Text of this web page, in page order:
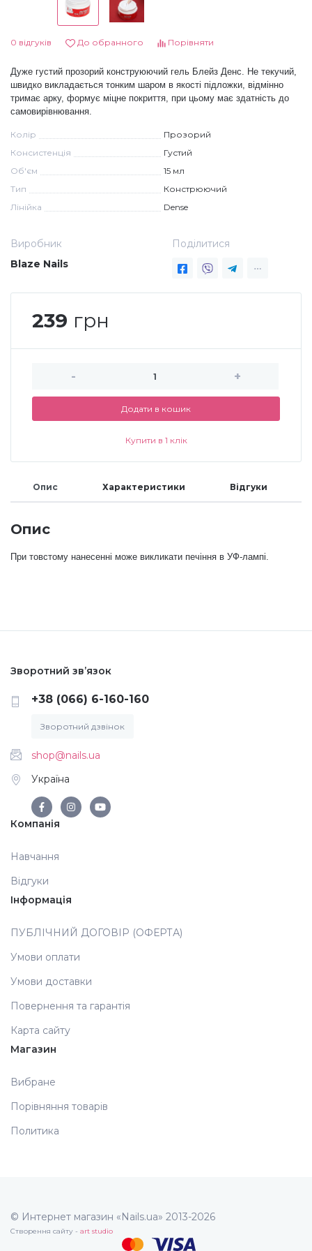
Дезінфекція та стерилізація
Декор для нігтів
Трикутники (каміфубукі)
Наклейки гнучкі лінії
Наліпки гнучкі лінії
Втирки
Бульонки
Блискітки (пісок для нігтів)
Блискітки для нігтів
Фарби для розпису
Навчання
0 відгуків До обранного Порівняти
Дуже густий прозорий конструюючий гель Блейз Денс. Не текучий,
швидко викладається тонким шаром в якості підложки, відмінно
тримає арку, формує міцне покриття, при цьому має здатність до
самовирівнювання.
Колір
Прозорий
Консистенція
Густий
Об'єм
15 мл
Тип
Констрюючий
Лінійка
Dense
Виробник
Blaze Nails
Поділитися
239 грн
- +
Додати в кошик
Купити в 1 клік
Опис Характеристики Відгуки
Опис
При товстому нанесенні може викликати печіння в УФ-лампі.
Зворотний зв’язок
+38 (066) 6-160-160
Зворотний дзвінок
shop@nails.ua
Україна
Компанія
Навчання
Відгуки
Інформація
ПУБЛІЧНИЙ ДОГОВІР (ОФЕРТА)
Умови оплати
Умови доставки
Повернення та гарантія
Карта сайту
Магазин
Вибране
Порівняння товарів
Политика
© Интернет магазин «Nails.ua» 2013-2026
Створення сайту - art studio